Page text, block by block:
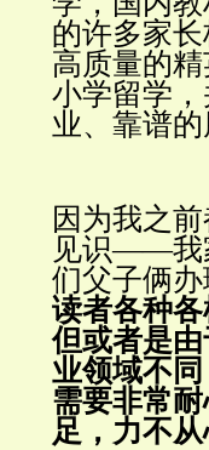
的许多家
高质量的
小学留学
业、靠谱
因为我之
见识——我
们父子俩
读者各种
但或者是
业领域不
需要非常
足，力不从